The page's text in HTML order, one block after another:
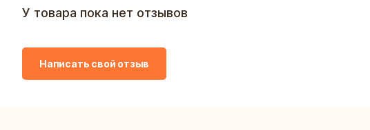
У товара пока нет отзывов
Написать свой отзыв